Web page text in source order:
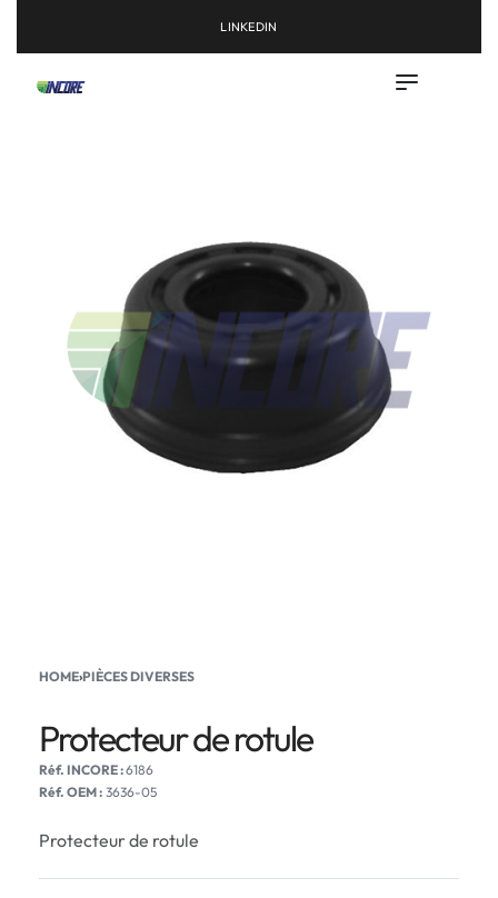
LINKEDIN
HOME›PIÈCES DIVERSES
Protecteur de rotule
6186
Réf. OEM : 3636-05
Protecteur de rotule